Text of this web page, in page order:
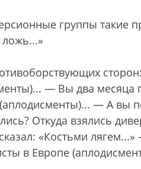
группы такие
— Вы два месяца
— А вы
Откуда взялись
«Костьми лягем...»
в Европе